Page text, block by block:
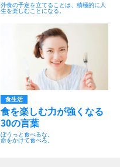
外食の予定を立てることは、積極的に人
生を楽しむことになる。
食生活
食を楽しむ力が強くなる
30の言葉
ぼうっと食べるな。
命をかけて食べろ。